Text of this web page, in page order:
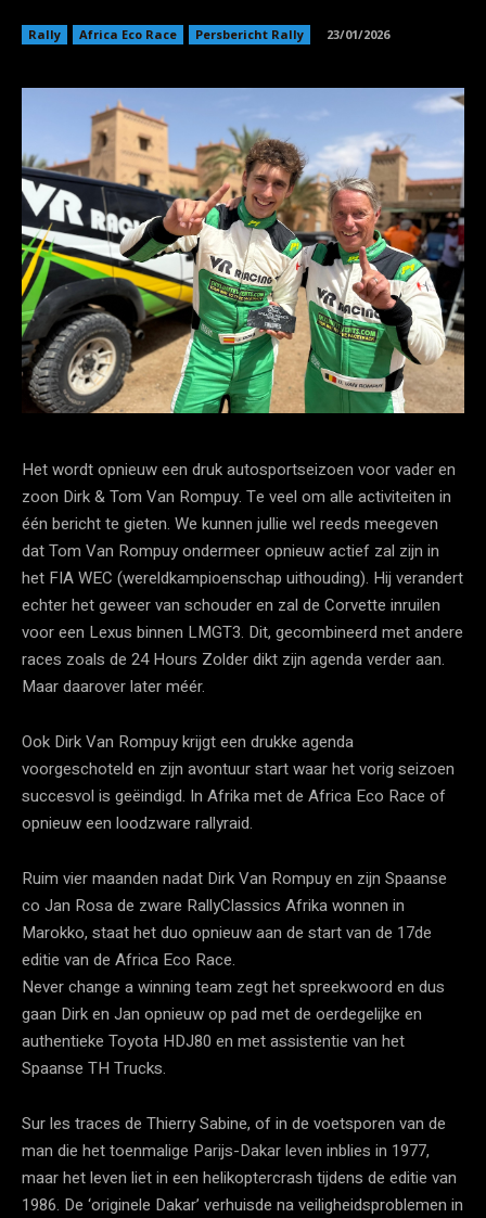
Rally Africa Eco Race Persbericht Rally 23/01/2026
Het wordt opnieuw een druk autosportseizoen voor vader en
zoon Dirk & Tom Van Rompuy. Te veel om alle activiteiten in
één bericht te gieten. We kunnen jullie wel reeds meegeven
dat Tom Van Rompuy ondermeer opnieuw actief zal zijn in
het FIA WEC (wereldkampioenschap uithouding). Hij verandert
echter het geweer van schouder en zal de Corvette inruilen
voor een Lexus binnen LMGT3. Dit, gecombineerd met andere
races zoals de 24 Hours Zolder dikt zijn agenda verder aan.
Maar daarover later méér.
Ook Dirk Van Rompuy krijgt een drukke agenda
voorgeschoteld en zijn avontuur start waar het vorig seizoen
succesvol is geëindigd. In Afrika met de Africa Eco Race of
opnieuw een loodzware rallyraid.
Ruim vier maanden nadat Dirk Van Rompuy en zijn Spaanse
co Jan Rosa de zware RallyClassics Afrika wonnen in
Marokko, staat het duo opnieuw aan de start van de 17de
editie van de Africa Eco Race.
Never change a winning team zegt het spreekwoord en dus
gaan Dirk en Jan opnieuw op pad met de oerdegelijke en
authentieke Toyota HDJ80 en met assistentie van het
Spaanse TH Trucks.
Sur les traces de Thierry Sabine, of in de voetsporen van de
man die het toenmalige Parijs-Dakar leven inblies in 1977,
maar het leven liet in een helikoptercrash tijdens de editie van
1986. De ‘originele Dakar’ verhuisde na veiligheidsproblemen in